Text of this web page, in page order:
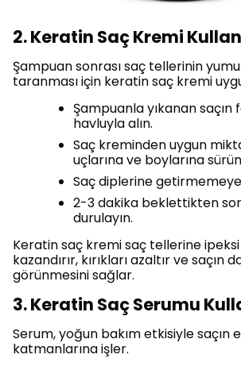
2. Keratin Saç Kremi
Şampuan sonrası saç tellerinin
taranması için keratin saç kremi
Şampuanla yıkanan saçın
havluyla alın.
Saç kreminden uygun
uçlarına ve boylarına
Saç diplerine
2-3 dakika beklettikten
durulayın.
Keratin saç kremi saç tellerine ipeksi
kazandırır, kırıkları azaltır ve saçın
görünmesini sağlar.
3. Keratin Saç Serumu
Serum, yoğun bakım etkisiyle saçın
katmanlarına işler.